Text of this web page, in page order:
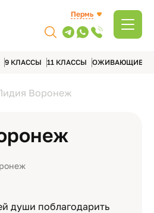
Пермь
9 КЛАССЫ 11 КЛАССЫ ОЖИВАЮЩИЕ
Воронеж
души поблагодарить